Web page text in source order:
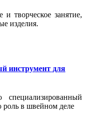
творческое занятие,
изделия.
инструмент для
роль в швейном деле